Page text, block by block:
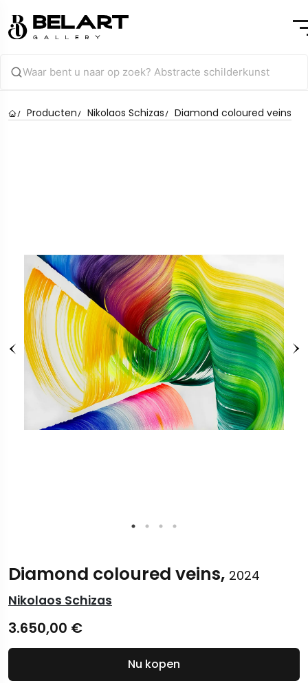
Producten Nikolaos Schizas Diamond coloured veins
Diamond coloured veins, 2024
Nikolaos Schizas
3.650,00 €
Nu kopen